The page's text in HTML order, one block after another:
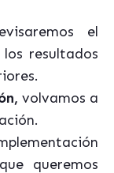
el
resultados
volvamos a
queremos